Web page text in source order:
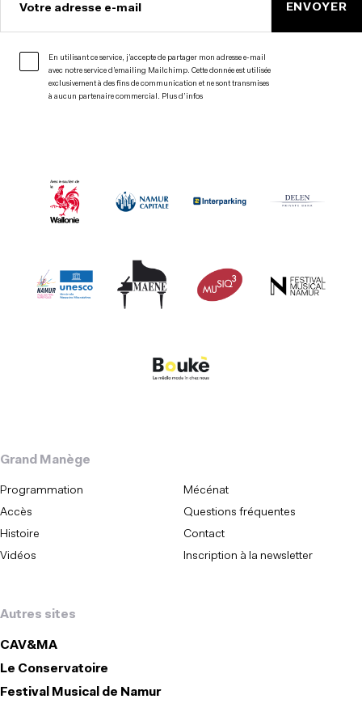
Votre adresse e-mail
En utilisant ce service, j’accepte de partager mon adresse e-mail
avec notre service d’emailing Mailchimp. Cette donnée est utilisée
exclusivement à des fins de communication et ne sont transmises
à aucun partenaire commercial.
Plus d’infos
ENVOYER
Autres sites
CAV&MA
Le Conservatoire
Festival Musical de Namur
Grand Manège
Programmation
Mécénat
Accès
Questions fréquentes
Histoire
Contact
Vidéos
Inscription à la newsletter